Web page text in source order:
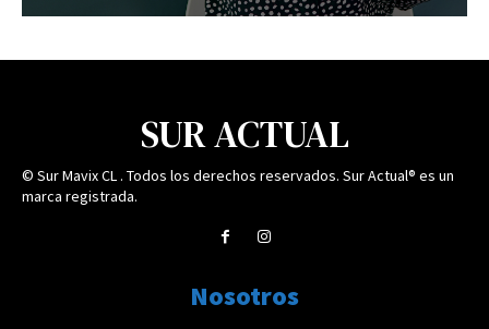
SUR ACTUAL
© Sur Mavix CL . Todos los derechos reservados. Sur Actual® es un
marca registrada.
Nosotros